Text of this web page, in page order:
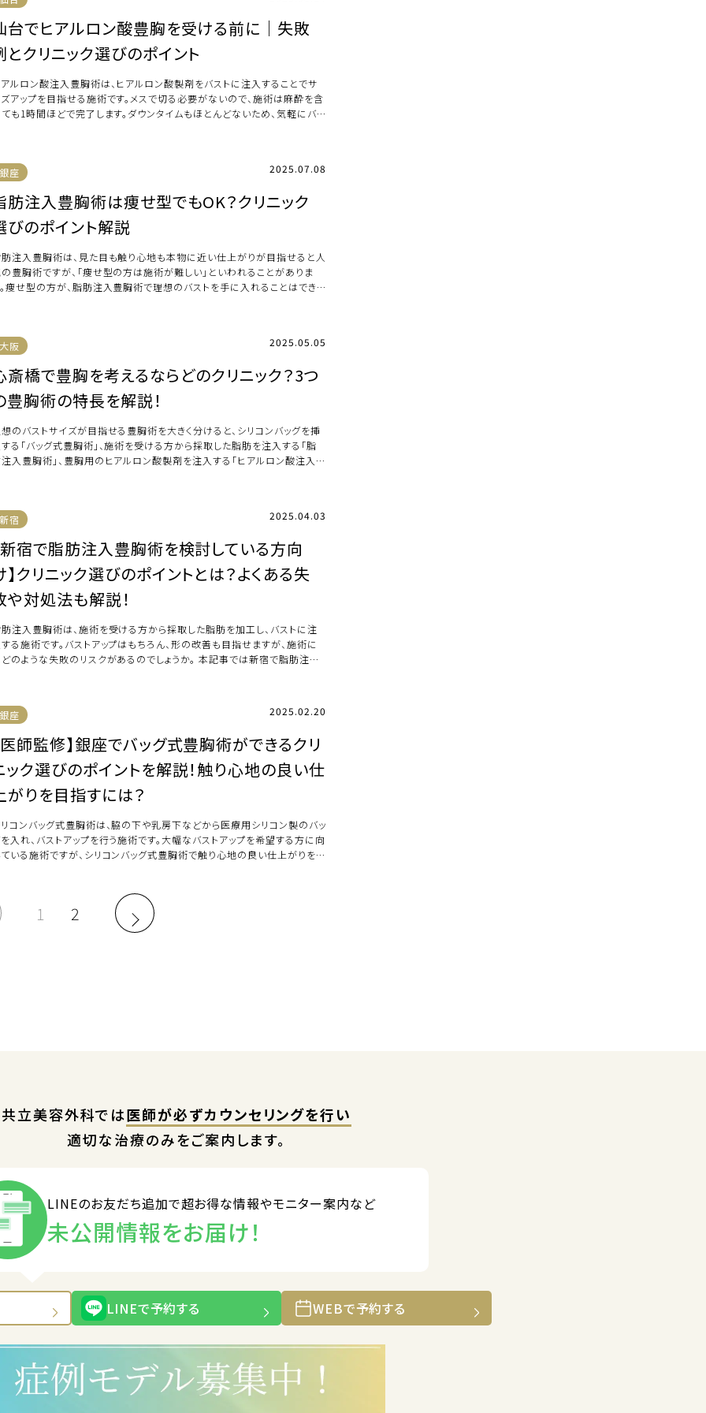
台でヒアルロン酸豊胸を受ける前に｜失敗
とクリニック選びのポイント
ルロン酸注入豊胸術は、ヒアルロン酸製剤をバストに注入することでサ
アップを目指せる施術です。メスで切る必要がないので、施術は麻酔を含
も1時間ほどで完了します。ダウンタイムもほとんどないため、気軽にバス
銀座 2025.07.08
肪注入豊胸術は痩せ型でもOK？クリニック
びのポイント解説
注入豊胸術は、見た目も触り心地も本物に近い仕上がりが目指せると人
豊胸術ですが、「痩せ型の方は施術が難しい」といわれることがありま
痩せ型の方が、脂肪注入豊胸術で理想のバストを手に入れることはできる
大阪 2025.05.05
斎橋で豊胸を考えるならどのクリニック？3つ
豊胸術の特長を解説！
のバストサイズが目指せる豊胸術を大きく分けると、シリコンバッグを挿
る「バッグ式豊胸術」、施術を受ける方から採取した脂肪を注入する「脂
入豊胸術」、豊胸用のヒアルロン酸製剤を注入する「ヒアルロン酸注入豊
新宿 2025.04.03
新宿で脂肪注入豊胸術を検討している方向
】クリニック選びのポイントとは？よくある失
や対処法も解説！
注入豊胸術は、施術を受ける方から採取した脂肪を加工し、バストに注
る施術です。バストアップはもちろん、形の改善も目指せますが、施術に
のような失敗のリスクがあるのでしょうか。 本記事では新宿で脂肪注入
銀座 2025.02.20
医師監修】銀座でバッグ式豊胸術ができるクリ
ック選びのポイントを解説！触り心地の良い仕
がりを目指すには？
コンバッグ式豊胸術は、脇の下や乳房下などから医療用シリコン製のバッ
入れ、バストアップを行う施術です。大幅なバストアップを希望する方に向
いる施術ですが、シリコンバッグ式豊胸術で触り心地の良い仕上がりを目
1 2
共立美容外科では医師が必ずカウンセリングを行い
適切な治療のみをご案内します。
LINEのお友だち追加で超お得な情報やモニター案内など
未公開情報をお届け！
LINEで予約する WEBで予約する